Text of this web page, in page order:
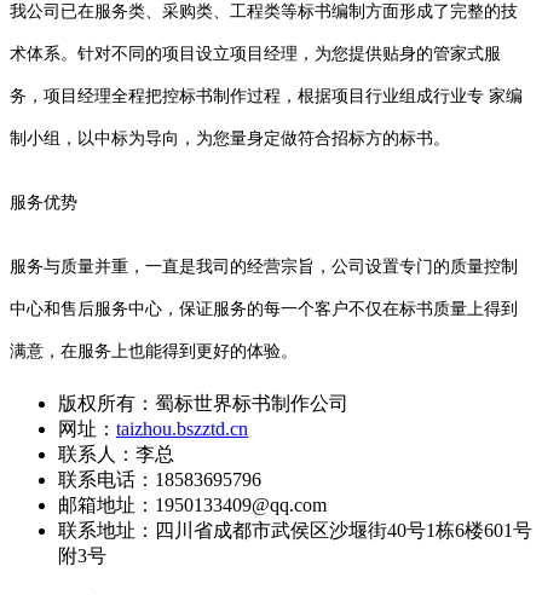
我公司已在服务类、采购类、工程类等标书编制方面形成了完整的技
术体系。针对不同的项目设立项目经理，为您提供贴身的管家式服
务，项目经理全程把控标书制作过程，根据项目行业组成行业专 家编
制小组，以中标为导向，为您量身定做符合招标方的标书。
服务优势
服务与质量并重，一直是我司的经营宗旨，公司设置专门的质量控制
中心和售后服务中心，保证服务的每一个客户不仅在标书质量上得到
满意，在服务上也能得到更好的体验。
版权所有：蜀标世界标书制作公司
网址： taizhou.bszztd.cn
联系人：李总
联系电话：18583695796
邮箱地址：1950133409@qq.com
联系地址： 四川省成都市武侯区沙堰街40号1栋6楼601号
附3号